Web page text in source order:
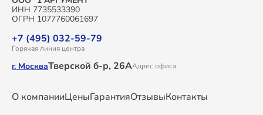
ИНН 7735533390
ОГРН 1077760061697
+7 (495) 032-59-79
Горячая линия центра
г. МоскваТверской б-р, 26ААдрес офиса
О компанииЦеныГарантияОтзывыКонтакты